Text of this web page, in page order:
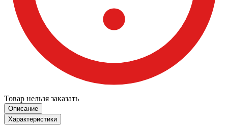
Товар нельзя заказать
Описание
Характеристики